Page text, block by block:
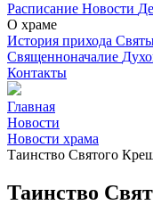
Расписание Новости
О храме
История прихода
Священноначалие
Контакты
Главная
Новости
Новости храма
Таинство Святого
Таинство